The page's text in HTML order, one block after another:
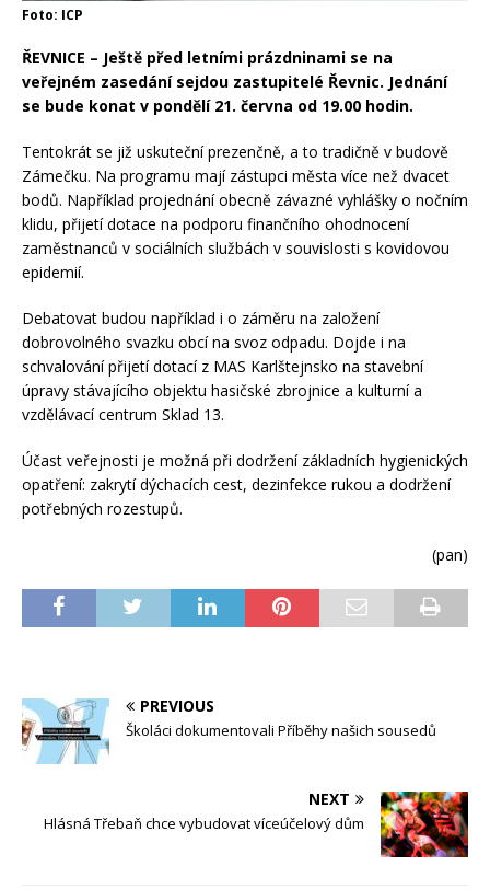
Foto: ICP
ŘEVNICE – Ještě před letními prázdninami se na
veřejném zasedání sejdou zastupitelé Řevnic. Jednání
se bude konat v pondělí 21. června od 19.00 hodin.
Tentokrát se již uskuteční prezenčně, a to tradičně v budově
Zámečku. Na programu mají zástupci města více než dvacet
bodů. Například projednání obecně závazné vyhlášky o nočním
klidu, přijetí dotace na podporu finančního ohodnocení
zaměstnanců v sociálních službách v souvislosti s kovidovou
epidemií.
Debatovat budou například i o záměru na založení
dobrovolného svazku obcí na svoz odpadu. Dojde i na
schvalování přijetí dotací z MAS Karlštejnsko na stavební
úpravy stávajícího objektu hasičské zbrojnice a kulturní a
vzdělávací centrum Sklad 13.
Účast veřejnosti je možná při dodržení základních hygienických
opatření: zakrytí dýchacích cest, dezinfekce rukou a dodržení
potřebných rozestupů.
(pan)
PREVIOUS
Školáci dokumentovali Příběhy našich sousedů
NEXT
Hlásná Třebaň chce vybudovat víceúčelový dům